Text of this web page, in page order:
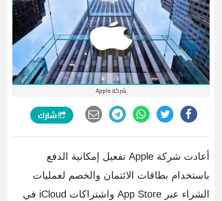
شركة Apple
شارك
أعادت شركة Apple تفعيل إمكانية الدفع
باستخدام بطاقات الائتمان والخصم لعمليات
الشراء عبر App Store واشتراكات iCloud في